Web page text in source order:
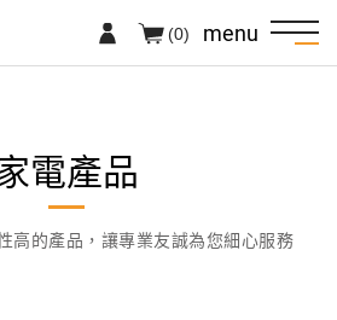
menu
(0)
電產品
高的產品，讓專業友誠為您細心服務